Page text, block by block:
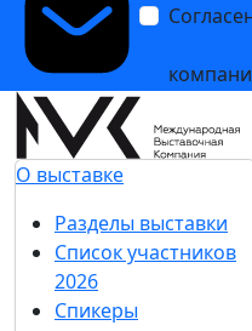
О выставке
Разделы выставки
Список участников
2026
Спикеры